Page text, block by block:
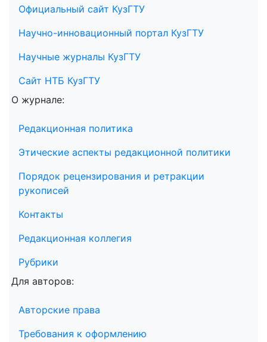
Официальный сайт КузГТУ
Научно-инновационный портал КузГТУ
Научные журналы КузГТУ
Сайт НТБ КузГТУ
О журнале:
Редакционная политика
Этические аспекты редакционной политики
Порядок рецензирования и ретракции
рукописей
Контакты
Редакционная коллегия
Рубрики
Для авторов:
Авторские права
Требования к оформлению